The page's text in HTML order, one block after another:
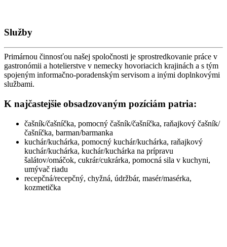
Služby
Primárnou činnosťou našej spoločnosti je sprostredkovanie práce v
gastronómii a hotelierstve v nemecky hovoriacich krajinách a s tým
spojeným informačno-poradenským servisom a inými doplnkovými
službami.
K najčastejšie obsadzovaným pozíciám patria:
čašník/čašníčka, pomocný čašník/čašníčka, raňajkový čašník/
čašníčka, barman/barmanka
kuchár/kuchárka, pomocný kuchár/kuchárka, raňajkový
kuchár/kuchárka, kuchár/kuchárka na prípravu
šalátov/omáčok, cukrár/cukrárka, pomocná sila v kuchyni,
umývač riadu
recepčná/recepčný, chyžná, údržbár, masér/masérka,
kozmetička